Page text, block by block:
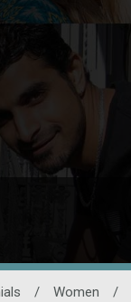
/ Women /